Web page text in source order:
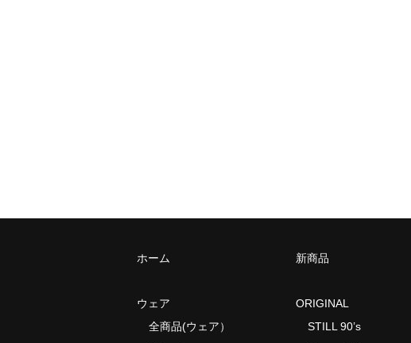
ホーム 新商品
ウェア
全商品(ウェア）
ORIGINAL
STILL 90’s